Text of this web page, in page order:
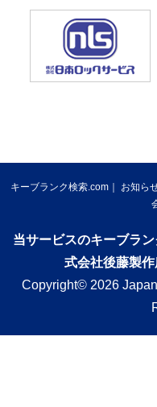
キーブランク検索.com お知ら
当サービスのキーブラ
式会社後藤製作
Copyright© 2026